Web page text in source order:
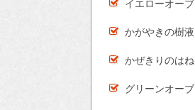
イエローオーブ
かがやきの樹液
かぜきりのはね
グリーンオーブ